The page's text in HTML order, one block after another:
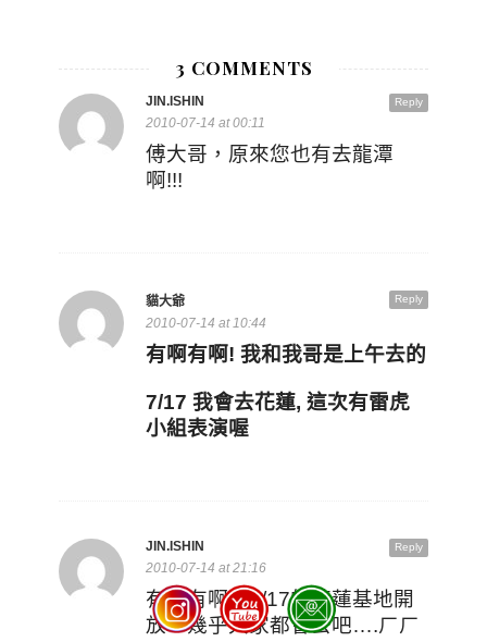
3 COMMENTS
Reply
JIN.ISHIN
2010-07-14 at 00:11
傅大哥，原來您也有去龍潭
啊!!!
Reply
貓大爺
2010-07-14 at 10:44
有啊有啊! 我和我哥是上午去的
7/17 我會去花蓮, 這次有雷虎
小組表演喔
Reply
JIN.ISHIN
2010-07-14 at 21:16
有啊有啊，7/17的花蓮基地開
放，幾乎大家都會去吧….ㄏㄏ